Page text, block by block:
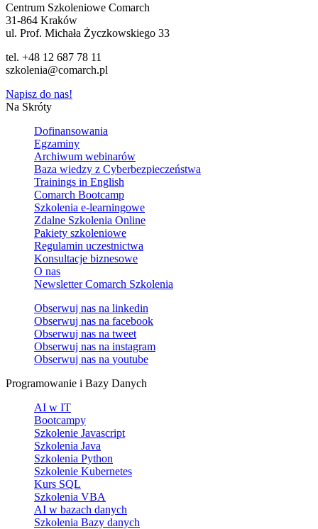
Centrum Szkoleniowe Comarch
31-864 Kraków
ul. Prof. Michała Życzkowskiego 33
tel. +48 12 687 78 11
szkolenia@comarch.pl
Napisz do nas!
Na Skróty
Dofinansowania
Egzaminy
Archiwum webinarów
Baza wiedzy z Cyberbezpieczeństwa
Trainings in English
Comarch Bootcamp
Szkolenia e-learningowe
Zdalne Szkolenia Online
Pakiety szkoleniowe
Regulamin uczestnictwa
Konsultacje biznesowe
O nas
Newsletter Comarch Szkolenia
Obserwuj nas na linkedin
Obserwuj nas na facebook
Obserwuj nas na tweet
Obserwuj nas na instagram
Obserwuj nas na youtube
Programowanie i Bazy Danych
AI w IT
Bootcampy
Szkolenie Javascript
Szkolenia Java
Szkolenia Python
Szkolenie Kubernetes
Kurs SQL
Szkolenia VBA
AI w bazach danych
Szkolenia Bazy danych